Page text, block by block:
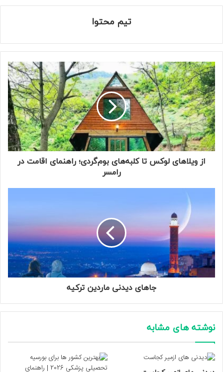
تیم محتوا
از ویلاهای لوکس تا کلبه‌های بوم‌گردی؛ راهنمای اقامت در
رامسر
جاهای دیدنی ماردین ترکیه
نوشته های مشابه